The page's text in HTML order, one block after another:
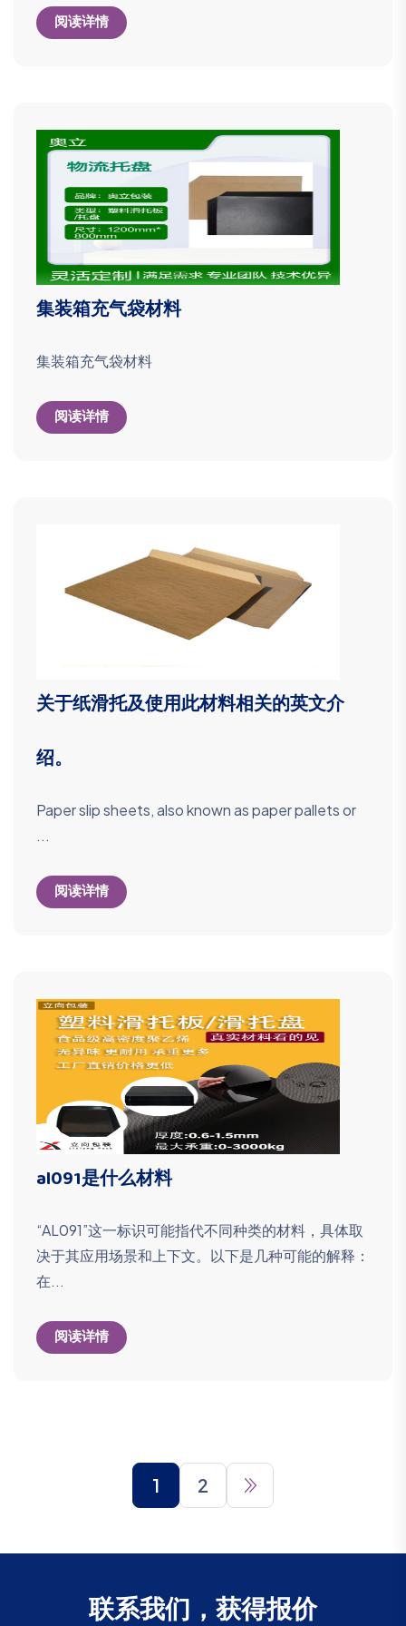
阅读详情
集装箱充气袋材料
集装箱充气袋材料
阅读详情
关于纸滑托及使用此材料相关的英文介
绍。
Paper slip sheets, also known as paper pallets or
...
阅读详情
al091是什么材料
“AL091”这一标识可能指代不同种类的材料，具体取
决于其应用场景和上下文。以下是几种可能的解释：
在...
阅读详情
1 2
联系我们，获得报价